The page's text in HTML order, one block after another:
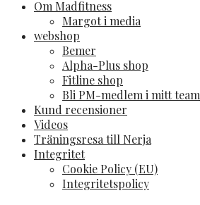
Om Madfitness
Margot i media
webshop
Bemer
Alpha-Plus shop
Fitline shop
Bli PM-medlem i mitt team
Kund recensioner
Videos
Träningsresa till Nerja
Integritet
Cookie Policy (EU)
Integritetspolicy